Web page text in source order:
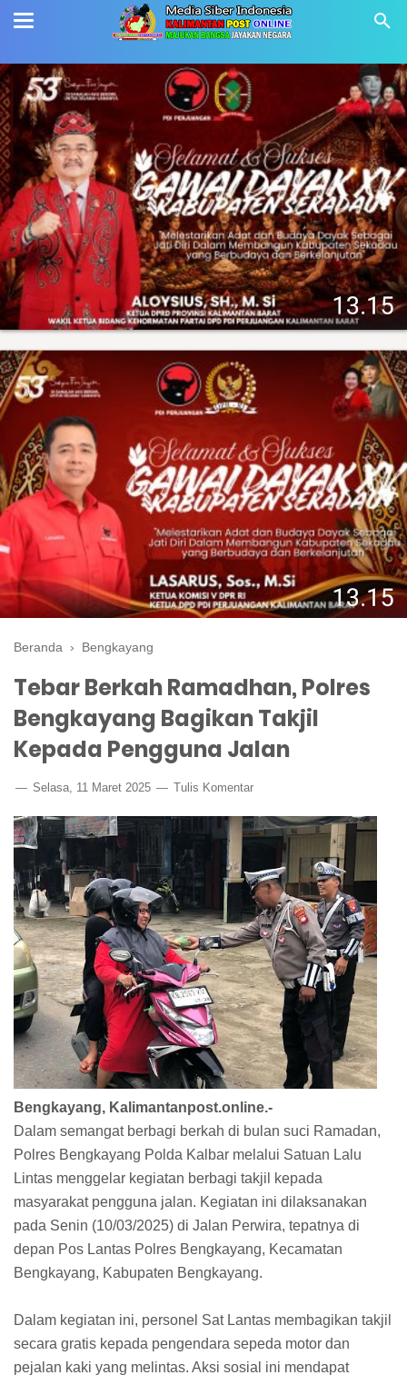
Beranda › Bengkayang
Tebar Berkah Ramadhan, Polres
Bengkayang Bagikan Takjil
Kepada Pengguna Jalan
Selasa, 11 Maret 2025 Tulis Komentar
Bengkayang, Kalimantanpost.online.-
Dalam semangat berbagi berkah di bulan suci Ramadan,
Polres Bengkayang Polda Kalbar melalui Satuan Lalu
Lintas menggelar kegiatan berbagi takjil kepada
masyarakat pengguna jalan. Kegiatan ini dilaksanakan
pada Senin (10/03/2025) di Jalan Perwira, tepatnya di
depan Pos Lantas Polres Bengkayang, Kecamatan
Bengkayang, Kabupaten Bengkayang.
Dalam kegiatan ini, personel Sat Lantas membagikan takjil
secara gratis kepada pengendara sepeda motor dan
pejalan kaki yang melintas. Aksi sosial ini mendapat